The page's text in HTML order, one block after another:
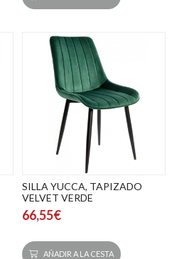
SILLA YUCCA, TAPIZADO
VELVET VERDE
66,55€
AÑADIR A LA CESTA